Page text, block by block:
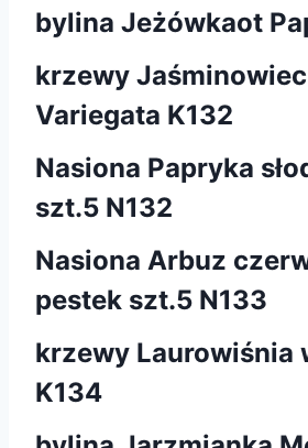
bylina Jeżówkaot
krzewy
Variegata K132
Nasiona Papryka
szt.5 N132
Nasiona Arbuz
pestek szt.5 N133
krzewy Laurowiśnia
K134